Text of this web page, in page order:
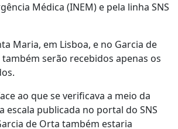
Médica (INEM) e pela linha SNS
Maria, em Lisboa, e no Garcia de
serão recebidos apenas os
ao que se verificava a meio da
escala publicada no portal do SNS
de Orta também estaria